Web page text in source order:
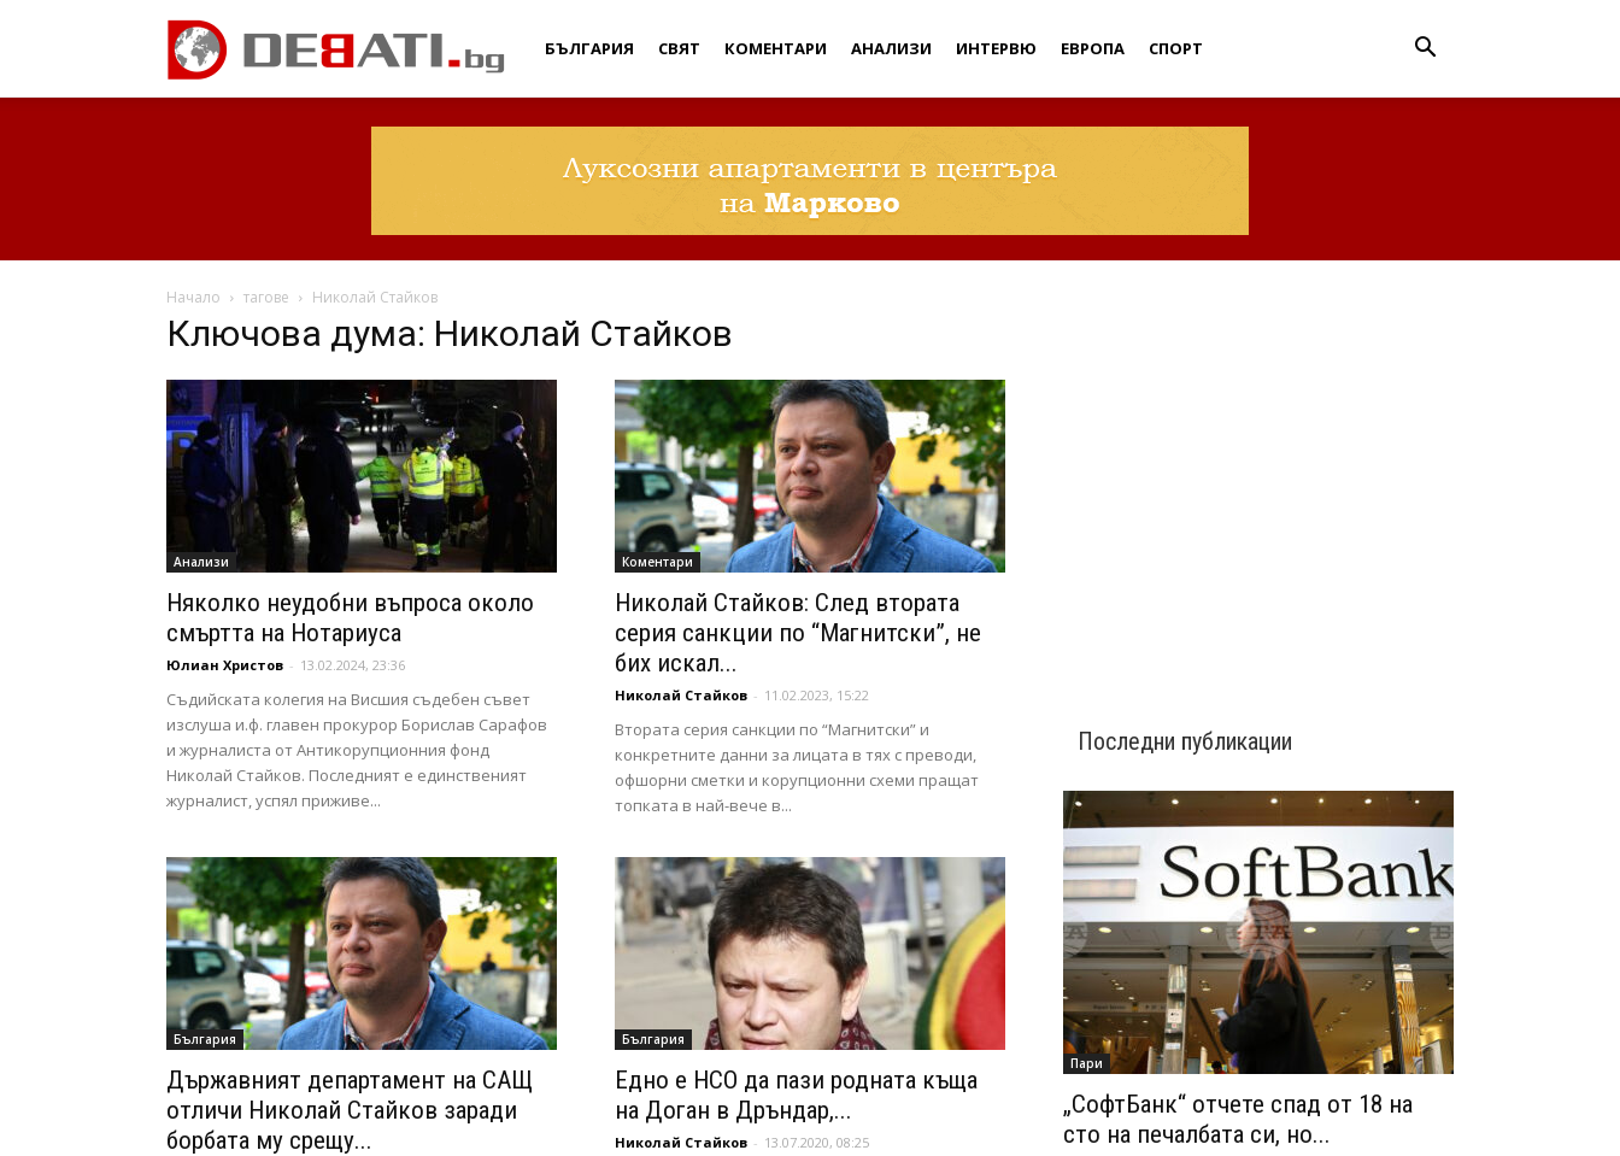
Дебати
БЪЛГАРИЯ СВЯТ КОМЕНТАРИ АНАЛИЗИ ИНТЕРВЮ ЕВРОПА СПОРТ
Начало тагове Николай Стайков
Ключова дума: Николай Стайков
Анализи
Няколко неудобни въпроса около
смъртта на Нотариуса
Юлиан Христов - 13.02.2024, 23:36
Съдийската колегия на Висшия съдебен съвет
изслуша и.ф. главен прокурор Борислав Сарафов
и журналиста от Антикорупционния фонд
Николай Стайков. Последният е единственият
журналист, успял приживе...
Коментари
Николай Стайков: След втората
серия санкции по “Магнитски”, не
бих искал...
Николай Стайков - 11.02.2023, 15:22
Втората серия санкции по “Магнитски” и
конкретните данни за лицата в тях с преводи,
офшорни сметки и корупционни схеми пращат
топката в най-вече в...
България
Държавният департамент на САЩ
отличи Николай Стайков заради
борбата му срещу...
България
Едно е НСО да пази родната къща
на Доган в Дръндар,...
Николай Стайков - 13.07.2020, 08:25
Последни публикации
Пари
„СофтБанк“ отчете спад от 18 на
сто на печалбата си, но...